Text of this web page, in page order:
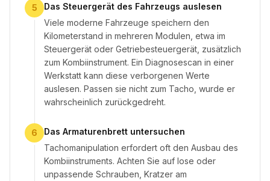
5
Das Steuergerät des Fahrzeugs auslesen
Viele moderne Fahrzeuge speichern den
Kilometerstand in mehreren Modulen, etwa im
Steuergerät oder Getriebesteuergerät, zusätzlich
zum Kombiinstrument. Ein Diagnosescan in einer
Werkstatt kann diese verborgenen Werte
auslesen. Passen sie nicht zum Tacho, wurde er
wahrscheinlich zurückgedreht.
6
Das Armaturenbrett untersuchen
Tachomanipulation erfordert oft den Ausbau des
Kombiinstruments. Achten Sie auf lose oder
unpassende Schrauben, Kratzer am